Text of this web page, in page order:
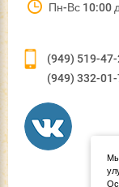
Пн-Вс 10:00
(949) 519-47-
(949) 332-01-